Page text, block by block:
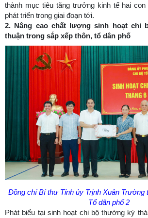
thành mục tiêu tăng trưởng kinh tế hai
phát triển trong giai đoạn tới.
2. Nâng cao chất lượng sinh hoạt chi
thuận trong sắp xếp thôn, tổ dân phố
Đồng chí Bí thư Tỉnh ủy Trịnh Xuân Trường
Tổ dân phố 2
Phát biểu tại sinh hoạt chi bộ thường kỳ